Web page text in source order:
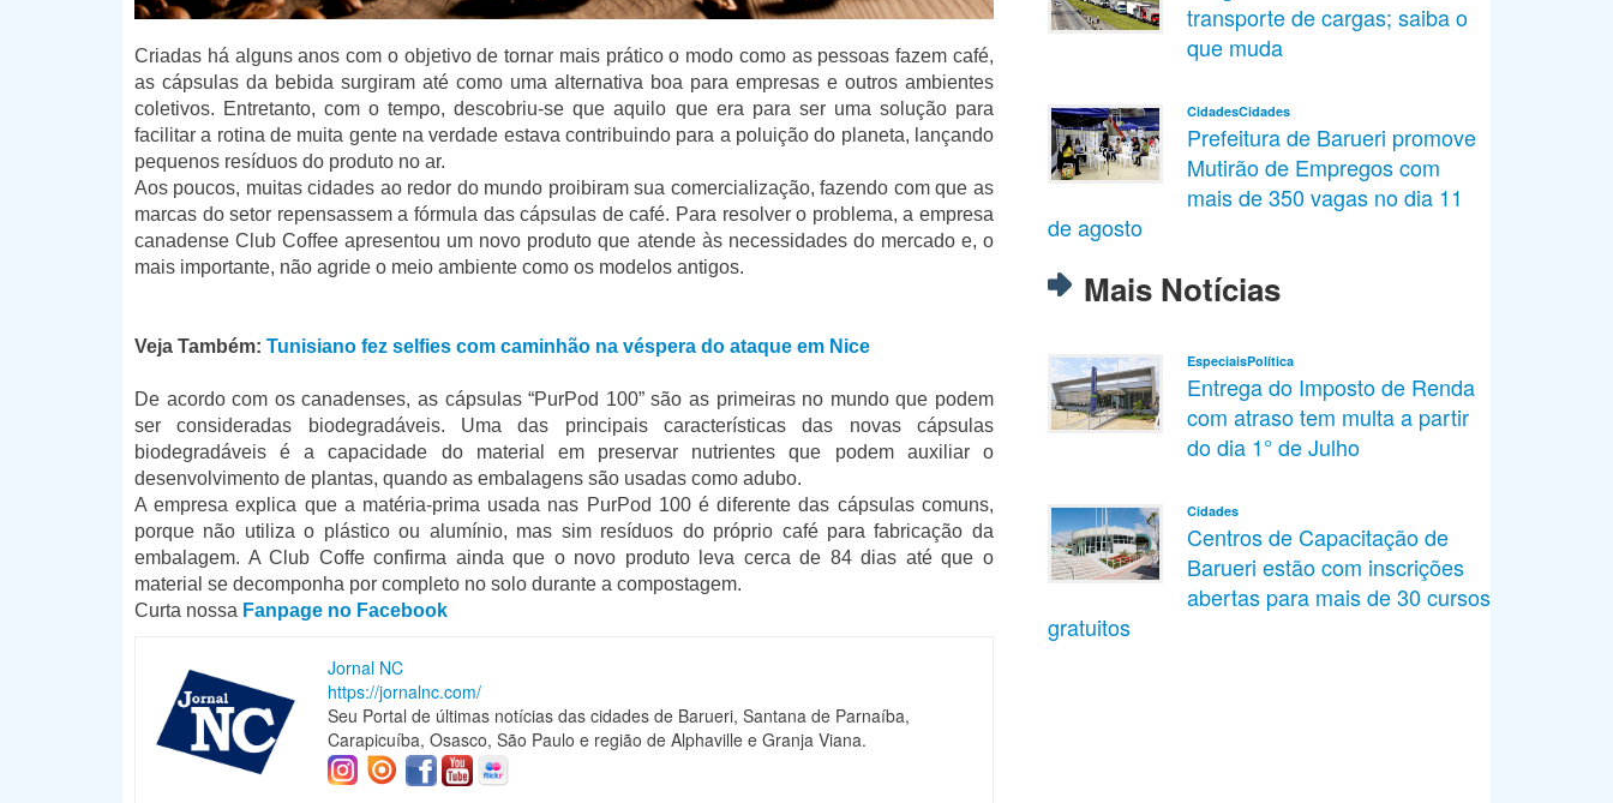
Criadas há alguns anos com o objetivo de tornar mais prático o modo como as pessoas fazem café,
as cápsulas da bebida surgiram até como uma alternativa boa para empresas e outros ambientes
coletivos. Entretanto, com o tempo, descobriu-se que aquilo que era para ser uma solução para
facilitar a rotina de muita gente na verdade estava contribuindo para a poluição do planeta, lançando
pequenos resíduos do produto no ar.
Aos poucos, muitas cidades ao redor do mundo proibiram sua comercialização, fazendo com que as
marcas do setor repensassem a fórmula das cápsulas de café. Para resolver o problema, a empresa
canadense Club Coffee apresentou um novo produto que atende às necessidades do mercado e, o
mais importante, não agride o meio ambiente como os modelos antigos.
Veja Também: Tunisiano fez selfies com caminhão na véspera do ataque em Nice
De acordo com os canadenses, as cápsulas “PurPod 100” são as primeiras no mundo que podem
ser consideradas biodegradáveis. Uma das principais características das novas cápsulas
biodegradáveis é a capacidade do material em preservar nutrientes que podem auxiliar o
desenvolvimento de plantas, quando as embalagens são usadas como adubo.
A empresa explica que a matéria-prima usada nas PurPod 100 é diferente das cápsulas comuns,
porque não utiliza o plástico ou alumínio, mas sim resíduos do próprio café para fabricação da
embalagem. A Club Coffe confirma ainda que o novo produto leva cerca de 84 dias até que o
material se decomponha por completo no solo durante a compostagem.
Curta nossa Fanpage no Facebook
Jornal NC
https://jornalnc.com/
Seu Portal de últimas notícias das cidades de Barueri, Santana de Parnaíba,
Carapicuíba, Osasco, São Paulo e região de Alphaville e Granja Viana.
transporte de cargas; saiba o
que muda
CidadesCidades
Prefeitura de Barueri promove
Mutirão de Empregos com
mais de 350 vagas no dia 11
de agosto
Mais Notícias
EspeciaisPolítica
Entrega do Imposto de Renda
com atraso tem multa a partir
do dia 1° de Julho
Cidades
Centros de Capacitação de
Barueri estão com inscrições
abertas para mais de 30 cursos
gratuitos